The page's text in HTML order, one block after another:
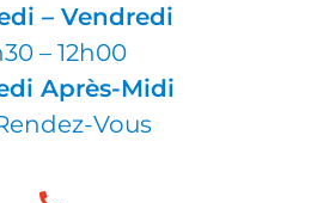
– Vendredi
– 12h00
Après-Midi
Vous